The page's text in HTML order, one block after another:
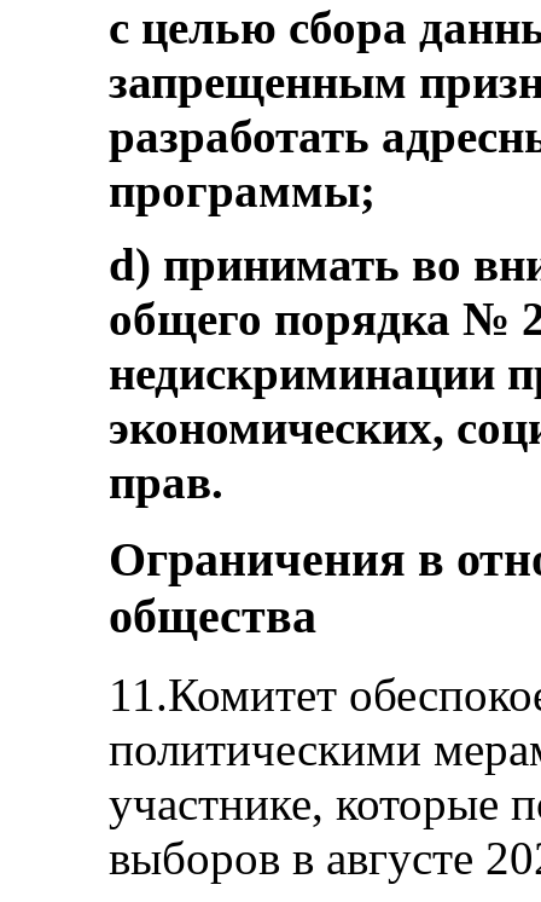
с целью сбора
запрещенным
разработать
программы;
d) принимать во
общего порядка №
недискриминации
экономических,
прав.
Ограничения в
общества
11.Комитет
политическими
участнике, которые
выборов в августе